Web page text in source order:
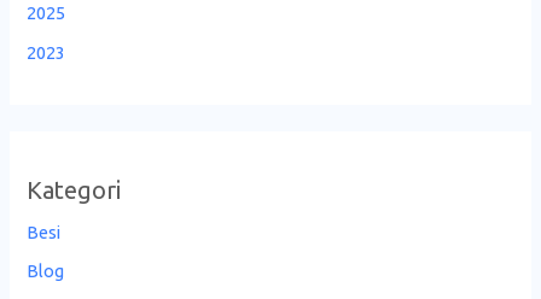
2025
2023
Kategori
Besi
Blog